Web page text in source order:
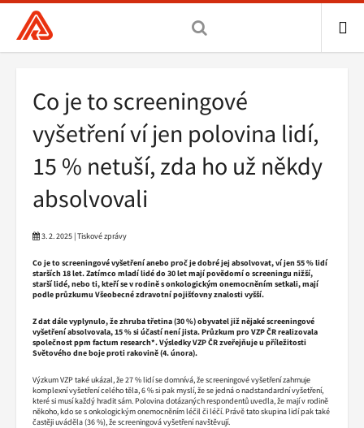
Všeobecná
zdravotní
hlavní
stránka
Drobečková
navigace
Co je to screeningové
vyšetření ví jen polovina lidí,
15 % netuší, zda ho už někdy
absolvovali
3. 2. 2025 | Tiskové zprávy
Co je to screeningové vyšetření anebo proč je dobré jej absolvovat, ví jen 55 % lidí
starších 18 let. Zatímco mladí lidé do 30 let mají povědomí o screeningu nižší,
starší lidé, nebo ti, kteří se v rodině s onkologickým onemocněním setkali, mají
podle průzkumu Všeobecné zdravotní pojišťovny znalosti vyšší.
Z dat dále vyplynulo, že zhruba třetina (30 %) obyvatel již nějaké screeningové
vyšetření absolvovala, 15 % si účastí není jista. Průzkum pro VZP ČR realizovala
společnost ppm factum research*. Výsledky VZP ČR zveřejňuje u příležitosti
Světového dne boje proti rakovině (4. února).
Výzkum VZP také ukázal, že 27 % lidí se domnívá, že screeningové vyšetření zahrnuje
komplexní vyšetření celého těla, 6 % si pak myslí, že se jedná o nadstandardní vyšetření,
které si musí každý hradit sám. Polovina dotázaných respondentů uvedla, že mají v rodině
někoho, kdo se s onkologickým onemocněním léčil či léčí. Právě tato skupina lidí pak také
častěji uváděla (36 %), že screeningová vyšetření navštěvují.